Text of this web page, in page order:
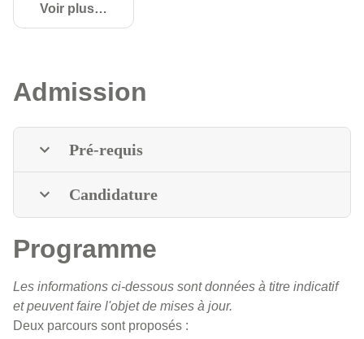
Voir plus
de détails
Admission
Pré-requis
Candidature
Programme
Les informations ci-dessous sont données à titre indicatif
et peuvent faire l'objet de mises à jour.
Deux parcours sont proposés :